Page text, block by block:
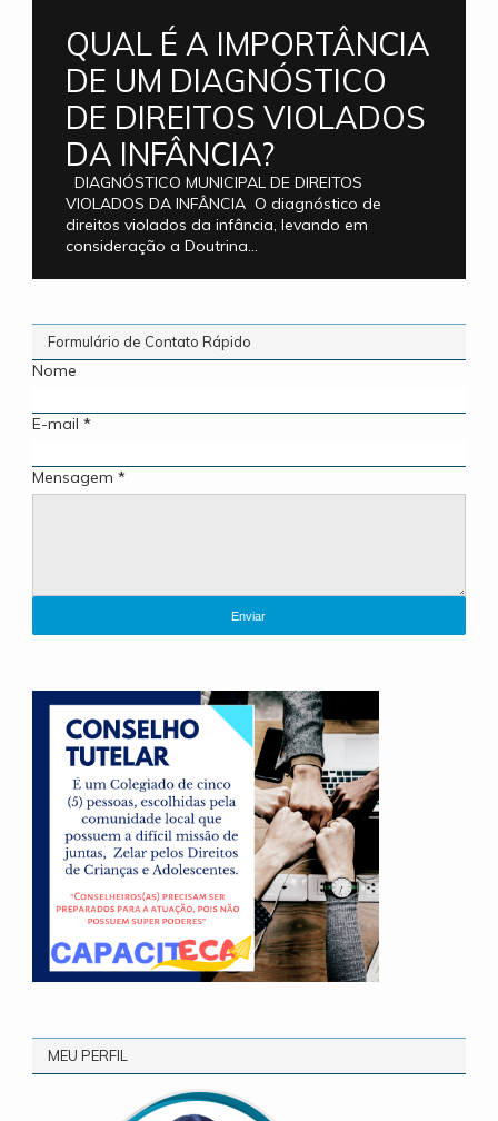
QUAL É A IMPORTÂNCIA
DE UM DIAGNÓSTICO
DE DIREITOS VIOLADOS
DA INFÂNCIA?
DIAGNÓSTICO MUNICIPAL DE DIREITOS
VIOLADOS DA INFÂNCIA O diagnóstico de
direitos violados da infância, levando em
consideração a Doutrina...
Formulário de Contato Rápido
Nome
E-mail *
Mensagem *
MEU PERFIL